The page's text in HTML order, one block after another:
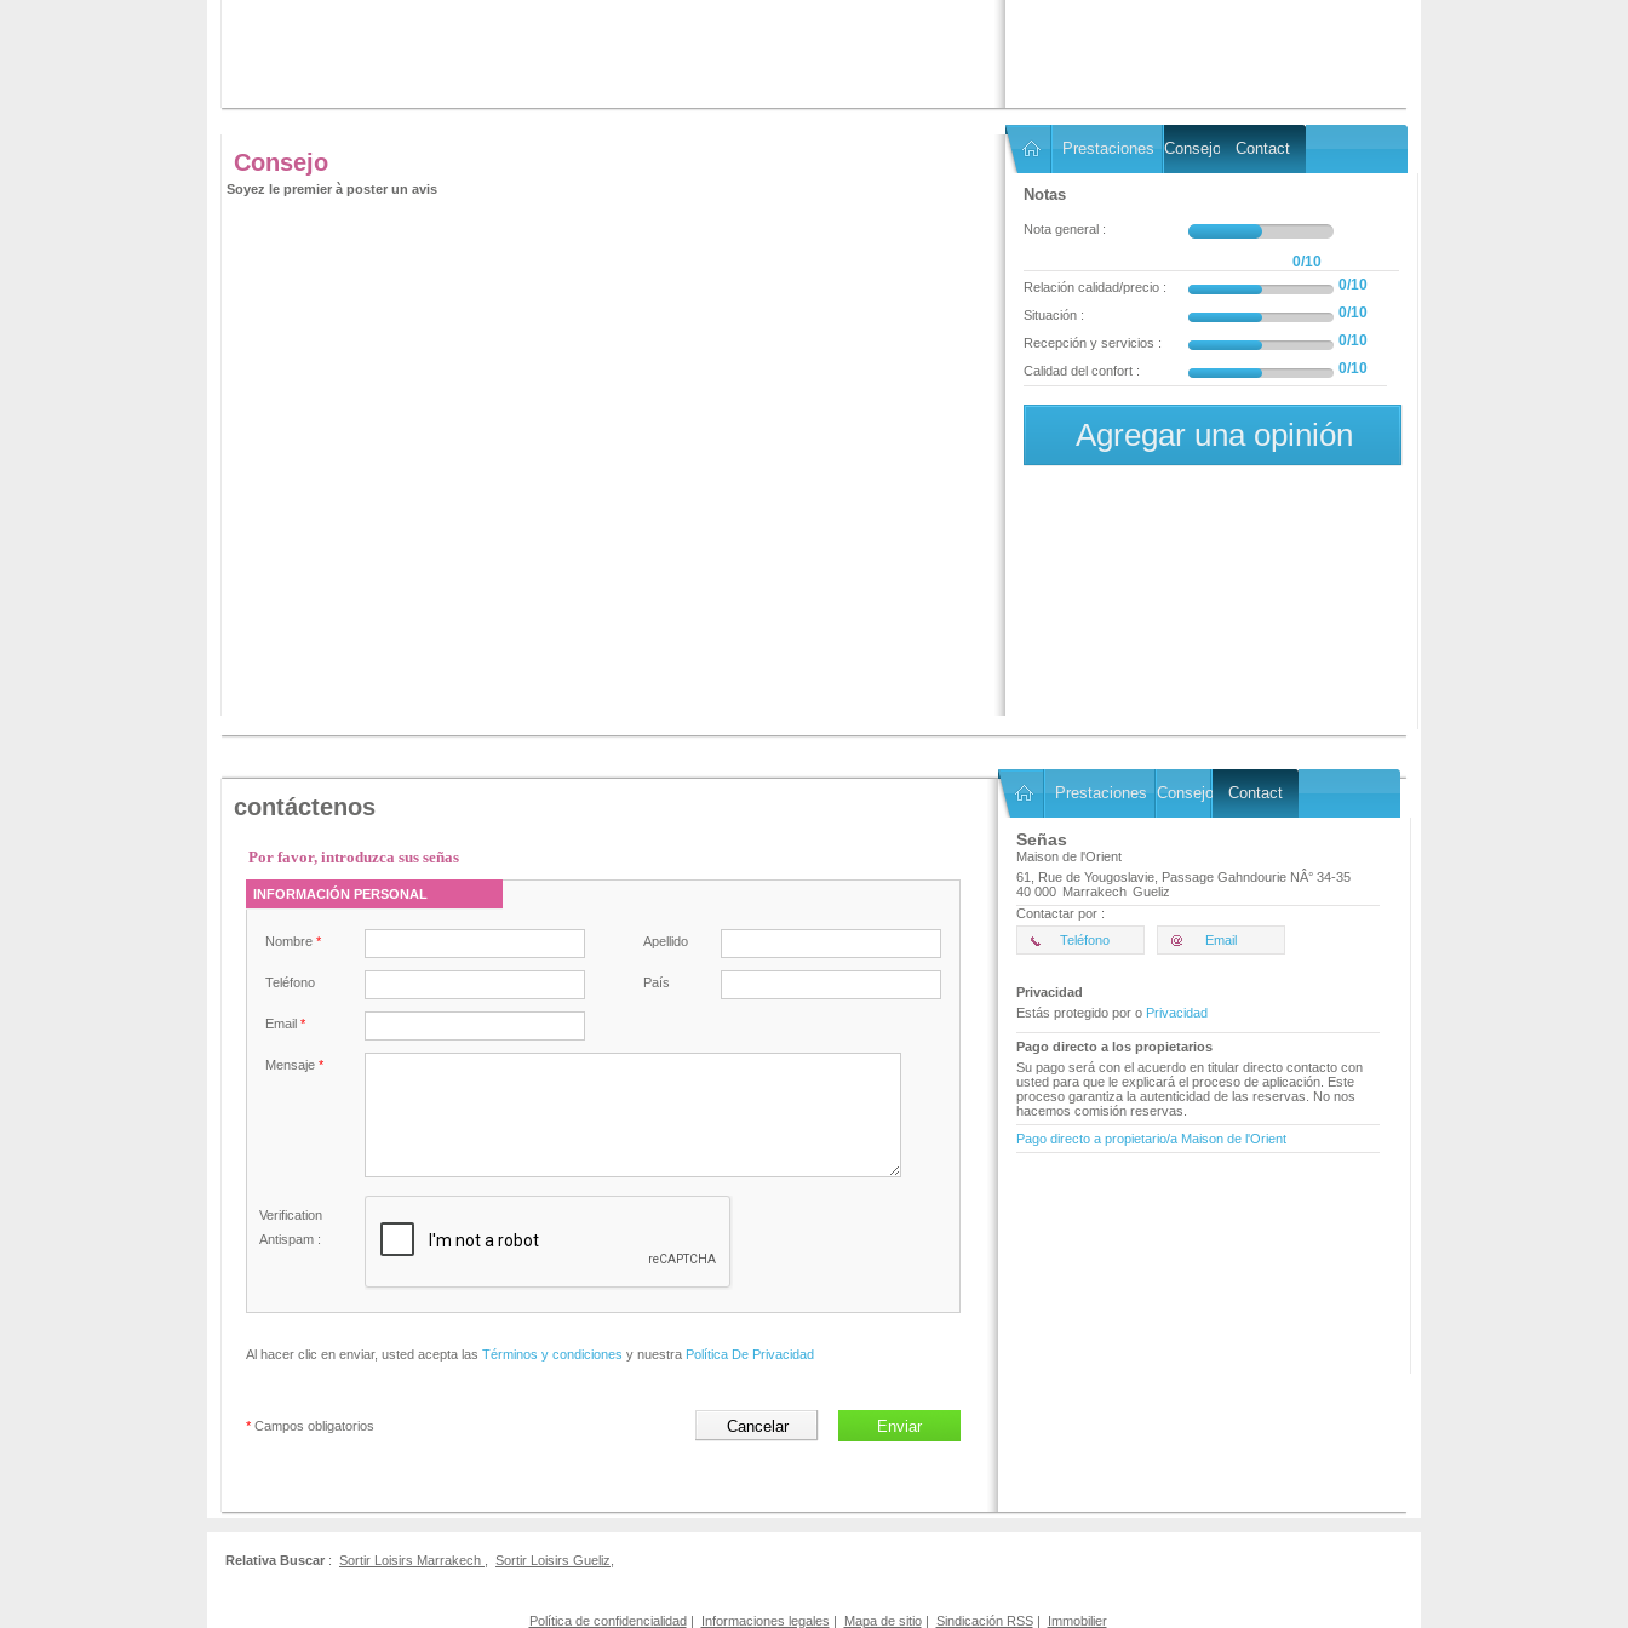
Consejo
Soyez le premier à poster un avis
Prestaciones Consejo Contact
Notas
Nota general :
0/10
Relación calidad/precio : 0/10
Situación : 0/10
Recepción y servicios : 0/10
Calidad del confort : 0/10
Agregar una opinión
contáctenos
Por favor, introduzca sus señas
INFORMACIÓN PERSONAL
Nombre * Apellido
Teléfono País
Email *
Mensaje *
Verification
Antispam :
Al hacer clic en enviar, usted acepta las Términos y condiciones y nuestra Política De Privacidad
* Campos obligatorios
Prestaciones Consejo Contact
Señas
Maison de l'Orient
61, Rue de Yougoslavie, Passage Gahndourie NÂ° 34-35
40 000 Marrakech Gueliz
Contactar por :
Teléfono
Email
Privacidad
Estás protegido por o Privacidad
Pago directo a los propietarios
Su pago será con el acuerdo en titular directo contacto con
usted para que le explicará el proceso de aplicación. Este
proceso garantiza la autenticidad de las reservas. No nos
hacemos comisión reservas.
Pago directo a propietario/a Maison de l'Orient
Relativa Buscar : Sortir Loisirs Marrakech Sortir Loisirs Gueliz
Política de confidencialidad| Informaciones legales | Mapa de sitio| Sindicación RSS| Immobilier